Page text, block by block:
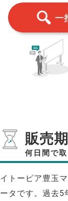
一
販売
何日間で
イトーピア豊玉
ータです。過去5